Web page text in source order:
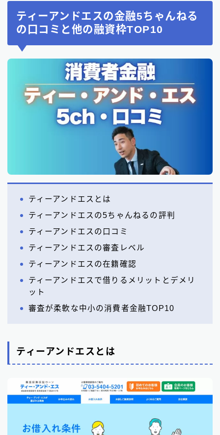
ティーアンドエスの金融5ちゃんねる
の口コミと他の融資枠TOP10
ティーアンドエスとは
ティーアンドエスの5ちゃんねるの評判
ティーアンドエスの口コミ
ティーアンドエスの審査レベル
ティーアンドエスの在籍確認
ティーアンドエスで借りるメリットとデメリ
ット
審査が柔軟な中小の消費者金融TOP10
ティーアンドエスとは